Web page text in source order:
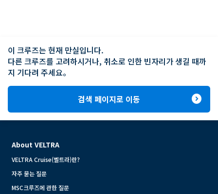
이 크루즈는 현재 만실입니다.
다른 크루즈를 고려하시거나, 취소로 인한 빈자리가 생길 때까
지 기다려 주세요。
검색 페이지로 이동 expand_circle_right
About VELTRA
VELTRA Cruise(벨트라)란?
자주 묻는 질문
MSC크루즈에 관한 질문